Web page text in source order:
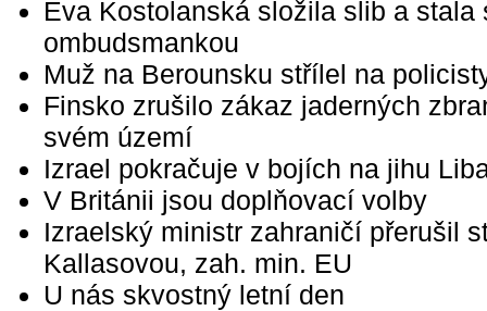
Eva Kostolanská složila slib a stala
ombudsmankou
Muž na Berounsku střílel na
Finsko zrušilo zákaz jaderných
svém území
Izrael pokračuje v bojích na jihu
V Británii jsou doplňovací volby
Izraelský ministr zahraničí přerušil
Kallasovou, zah. min. EU
U nás skvostný letní den